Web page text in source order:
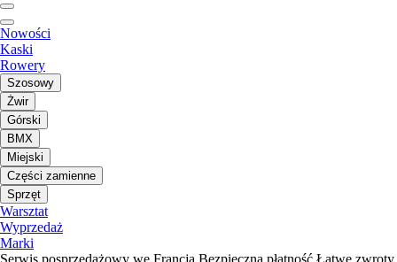
Nowości
Kaski
Rowery
Szosowy
Żwir
Górski
BMX
Miejski
Części zamienne
Sprzęt
Warsztat
Wyprzedaż
Marki